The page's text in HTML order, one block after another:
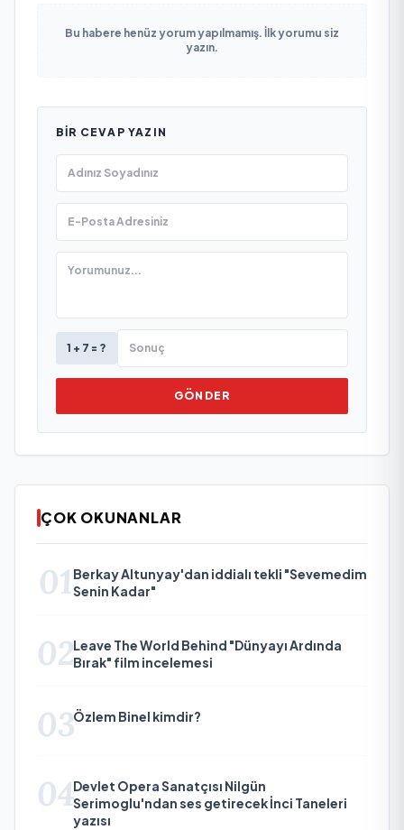
Bu habere henüz yorum yapılmamış. İlk yorumu siz
yazın.
BIR CEVAP YAZIN
1 + 7 = ?
GÖNDER
ÇOK OKUNANLAR
01 Berkay Altunyay'dan iddialı tekli "Sevemedim
Senin Kadar"
02Leave The World Behind "Dünyayı Ardında
Bırak" film incelemesi
03Özlem Binel kimdir?
04Devlet Opera Sanatçısı Nilgün
Serimoglu'ndan ses getirecek İnci Taneleri
yazısı